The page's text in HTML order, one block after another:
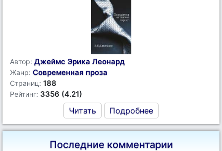
Автор: Джеймс Эрика Леонард
Жанр: Современная проза
Страниц: 188
Рейтинг: 3356 (4.21)
Читать Подробнее
Последние комментарии